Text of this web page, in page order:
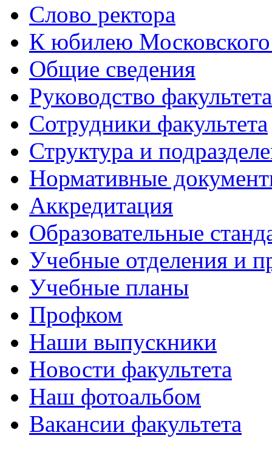
Слово ректора
К юбилею Московского
Общие сведения
Руководство факультета
Сотрудники факультета
Структура и
Нормативные
Аккредитация
Образовательные
Учебные отделения и
Учебные планы
Профком
Наши выпускники
Новости факультета
Наш фотоальбом
Вакансии факультета